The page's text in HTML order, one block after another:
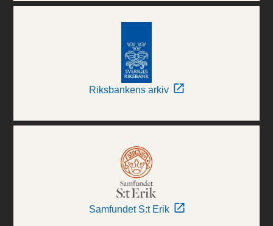
Riksbankens arkiv
Samfundet S:t Erik